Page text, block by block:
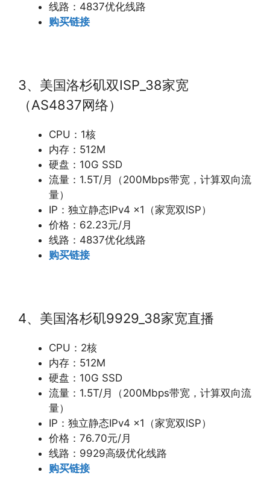
线路：4837优化线路
购买链接
3、美国洛杉矶双ISP_38家宽
（AS4837网络）
CPU：1核
内存：512M
硬盘：10G SSD
流量：1.5T/月（200Mbps带宽，计算双向流
量）
IP：独立静态IPv4 x1（家宽双ISP）
价格：62.23元/月
线路：4837优化线路
购买链接
4、美国洛杉矶9929_38家宽直播
CPU：2核
内存：512M
硬盘：10G SSD
流量：1.5T/月（200Mbps带宽，计算双向流
量）
IP：独立静态IPv4 x1（家宽双ISP）
价格：76.70元/月
线路：9929高级优化线路
购买链接